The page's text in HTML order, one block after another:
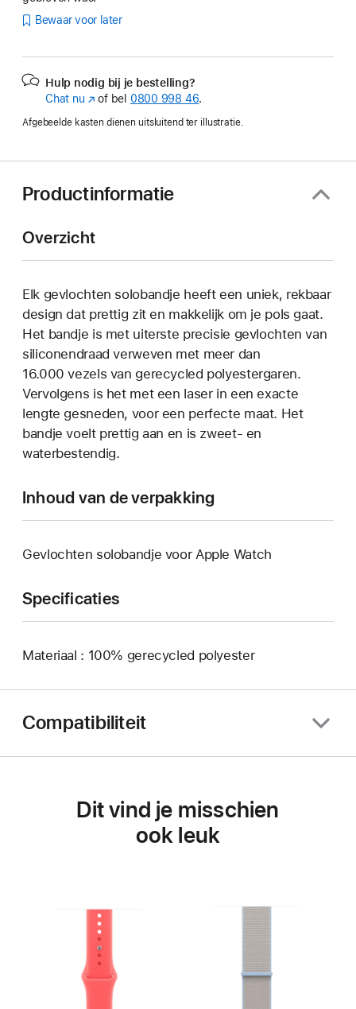
Bewaar voor later
Hulp nodig bij je bestelling?
Chat nu (Wordt
nieuw
geopend)
of bel 0800 998 46.
Afgebeelde kasten dienen uitsluitend ter illustratie.
Productinformatie
Overzicht
Elk gevlochten solobandje heeft een uniek, rekbaar
design dat prettig zit en makkelijk om je pols gaat.
Het bandje is met uiterste precisie gevlochten van
siliconendraad verweven met meer dan
16.000 vezels van gerecycled polyestergaren.
Vervolgens is het met een laser in een exacte
lengte gesneden, voor een perfecte maat. Het
bandje voelt prettig aan en is zweet- en
waterbestendig.
Inhoud van de verpakking
Gevlochten solobandje voor Apple Watch
Specificaties
Materiaal : 100% gerecycled polyester
Compatibiliteit
Dit vind je misschien
ook leuk